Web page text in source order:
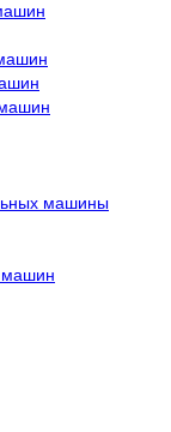
машины